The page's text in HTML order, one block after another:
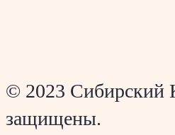
© 2023 Сибирский
защищены.